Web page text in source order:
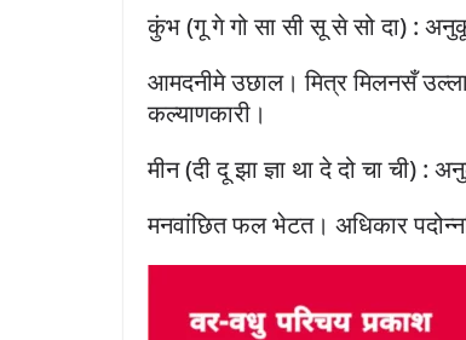
कुंभ (गू गे गो सा सी सू से सो दा) :
आमदनीमे उछाल। मित्र मिलनसँ
कल्याणकारी।
मीन (दी दू झा ज्ञा था दे दो चा ची) :
मनवांछित फल भेटत। अधिकार